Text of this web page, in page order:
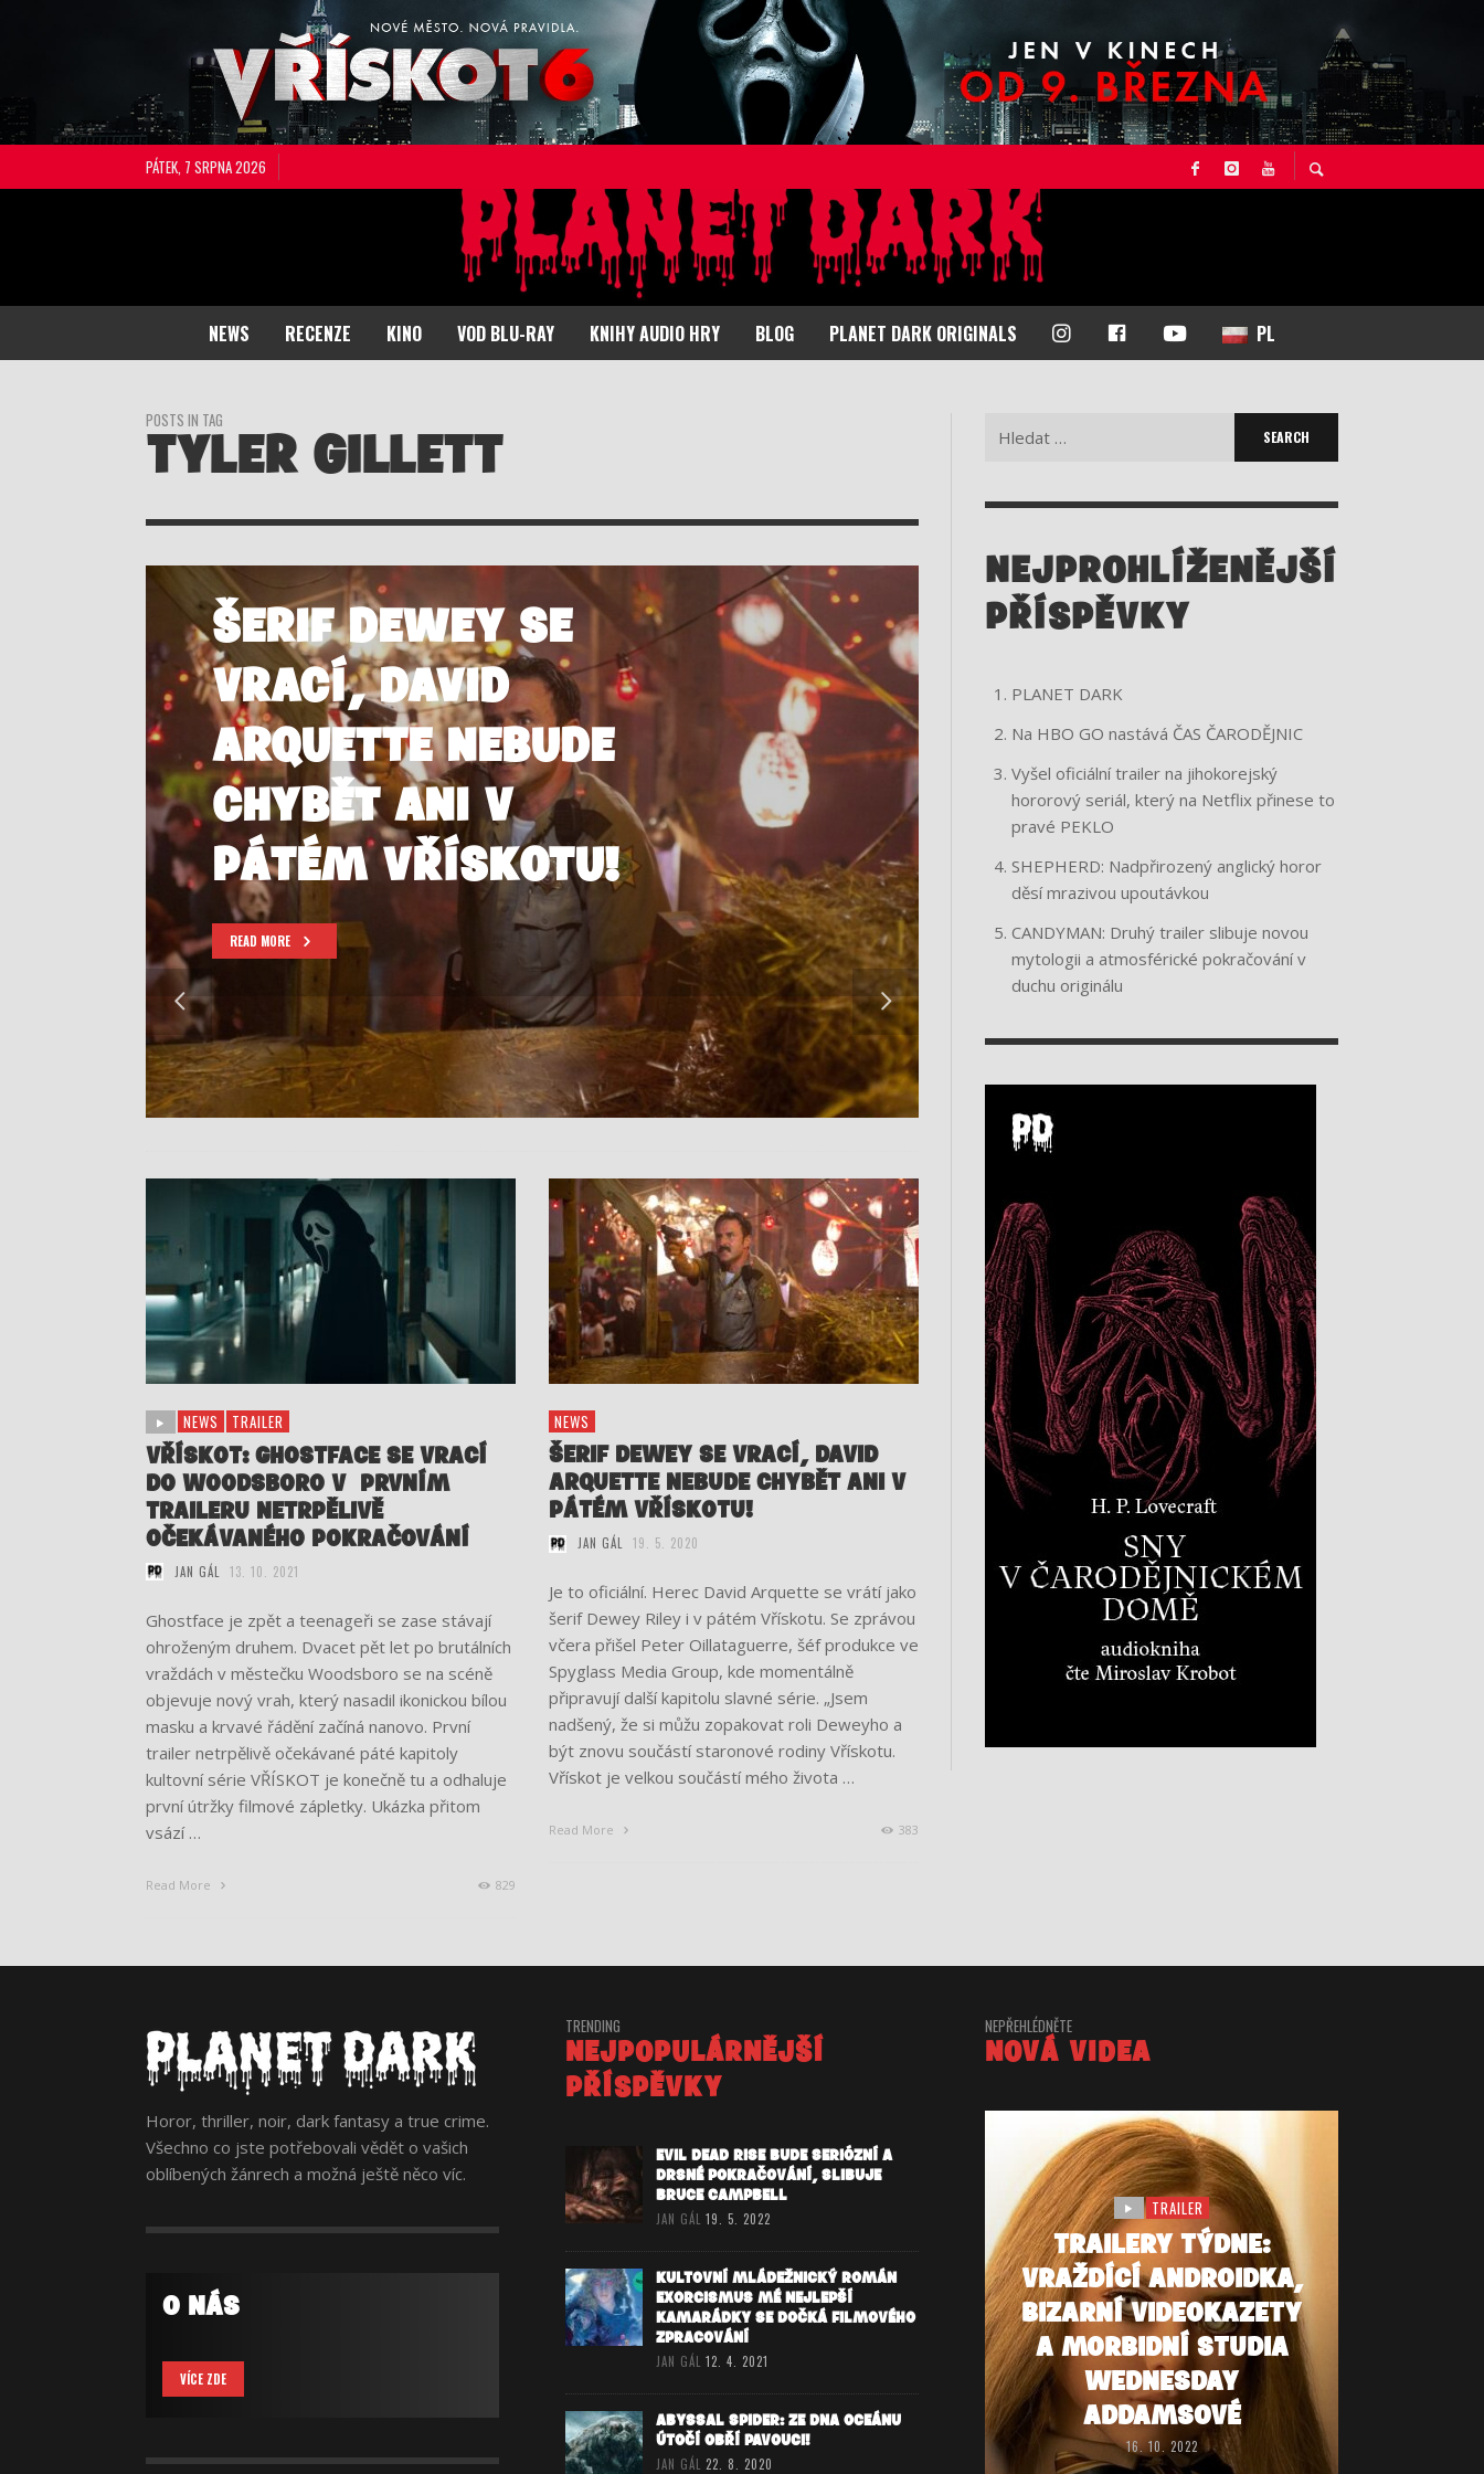
PÁTEK, 7 SRPNA 2026
NEWS RECENZE KINO VOD BLU-RAY KNIHY AUDIO HRY BLOG PLANET DARK ORIGINALS
I
N
A
Y
O
PL
POSTS IN TAG
TYLER GILLETT
ŠERIF DEWEY SE
VRACÍ, DAVID
ARQUETTE NEBUDE
CHYBĚT ANI V
PÁTÉM VŘÍSKOTU!
READ MORE
VŘÍSKOT:
GHOSTFACE SE
VRACÍ DO
WOODSBORO
V PRVNÍM
TRAILERU
NETRPĚLIVĚ
OČEKÁVANÉHO
POKRAČOVÁNÍ
NEWS TRAILER
VŘÍSKOT: GHOSTFACE SE VRACÍ
DO WOODSBORO V PRVNÍM
TRAILERU NETRPĚLIVĚ
OČEKÁVANÉHO POKRAČOVÁNÍ
JAN GÁL 13. 10. 2021
Ghostface je zpět a teenageři se zase stávají
ohroženým druhem. Dvacet pět let po brutálních
vraždách v městečku Woodsboro se na scéně
objevuje nový vrah, který nasadil ikonickou bílou
masku a krvavé řádění začíná nanovo. První
trailer netrpělivě očekávané páté kapitoly
kultovní série VŘÍSKOT je konečně tu a odhaluje
první útržky filmové zápletky. Ukázka přitom
vsází …
Read More 829
NEWS
ŠERIF DEWEY SE VRACÍ, DAVID
ARQUETTE NEBUDE CHYBĚT ANI V
PÁTÉM VŘÍSKOTU!
JAN GÁL 19. 5. 2020
Je to oficiální. Herec David Arquette se vrátí jako
šerif Dewey Riley i v pátém Vřískotu. Se zprávou
včera přišel Peter Oillataguerre, šéf produkce ve
Spyglass Media Group, kde momentálně
připravují další kapitolu slavné série. „Jsem
nadšený, že si můžu zopakovat roli Deweyho a
být znovu součástí staronové rodiny Vřískotu.
Vřískot je velkou součástí mého života …
Read More 383
NEJPROHLÍŽENĚJŠÍ
PŘÍSPĚVKY
PLANET DARK
Na HBO GO nastává ČAS ČARODĚJNIC
Vyšel oficiální trailer na jihokorejský
hororový seriál, který na Netflix přinese to
pravé PEKLO
SHEPHERD: Nadpřirozený anglický horor
děsí mrazivou upoutávkou
CANDYMAN: Druhý trailer slibuje novou
mytologii a atmosférické pokračování v
duchu originálu
Horor, thriller, noir, dark fantasy a true crime.
Všechno co jste potřebovali vědět o vašich
oblíbených žánrech a možná ještě něco víc.
O NÁS
VÍCE ZDE
TRENDING
NEJPOPULÁRNĚJŠÍ
PŘÍSPĚVKY
EVIL DEAD RISE BUDE SERIÓZNÍ A
DRSNÉ POKRAČOVÁNÍ, SLIBUJE
BRUCE CAMPBELL
JAN GÁL 19. 5. 2022
KULTOVNÍ MLÁDEŽNICKÝ ROMÁN
EXORCISMUS MÉ NEJLEPŠÍ
KAMARÁDKY SE DOČKÁ FILMOVÉHO
ZPRACOVÁNÍ
JAN GÁL 12. 4. 2021
ABYSSAL SPIDER: ZE DNA OCEÁNU
ÚTOČÍ OBŘÍ PAVOUCI!
JAN GÁL 22. 8. 2020
NEPŘEHLÉDNĚTE
NOVÁ VIDEA
TRAILER
TRAILERY TÝDNE:
VRAŽDÍCÍ ANDROIDKA,
BIZARNÍ VIDEOKAZETY
A MORBIDNÍ STUDIA
WEDNESDAY
ADDAMSOVÉ
16. 10. 2022